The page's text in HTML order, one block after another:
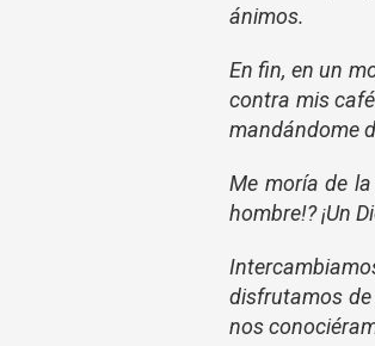
ánimos.
En fin, en un
contra mis
mandándome
Me moría de la
hombre!? ¡Un
disfrutamos
nos